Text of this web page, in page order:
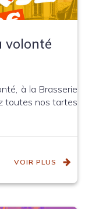
volonté
à la Brasserie
toutes nos tartes
VOIR PLUS